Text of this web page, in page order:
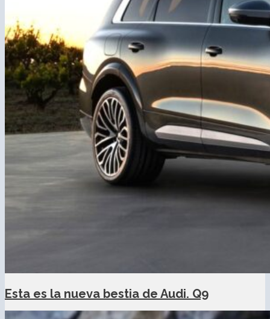
Esta es la nueva bestia de Audi. Q9